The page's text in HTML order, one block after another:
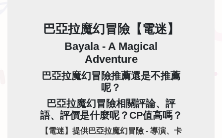
巴亞拉魔幻冒險【電迷】
Bayala - A Magical
Adventure
巴亞拉魔幻冒險推薦還是不推薦
呢？
巴亞拉魔幻冒險相關評論、評
語、評價是什麼呢？CP值高嗎？
【電迷】提供巴亞拉魔幻冒險 - 導演、卡